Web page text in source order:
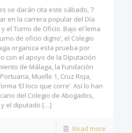
se darán cita este sábado, 7
en la carrera popular del Día
el Turno de Oficio. Bajo el lema
de oficio digno’, el Colegio
organiza esta prueba por
con el apoyo de la Diputación
de Málaga, la Fundación
Muelle 1, Cruz Roja,
‘El loco que corre’. Así lo han
del Colegio de Abogados,
y el diputado […]
Read more